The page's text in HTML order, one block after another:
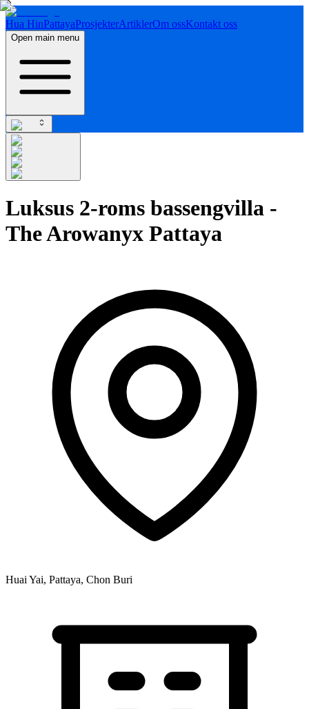
Hua HinPattayaProsjekterArtiklerOm ossKontakt oss
Open main menu
Luksus 2-roms bassengvilla -
The Arowanyx Pattaya
Huai Yai, Pattaya, Chon Buri